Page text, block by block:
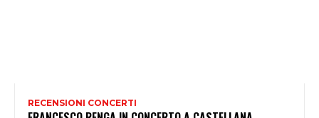
RECENSIONI CONCERTI